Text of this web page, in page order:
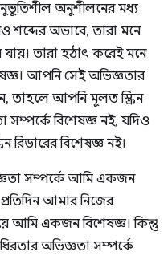
অনুশীলনের মধ্য
শব্দের অভাবে, তারা মনে
তারা হঠাৎ করেই মনে
আপনি সেই অভিজ্ঞতার
তাহলে আপনি মূলত স্ক্রিন
সম্পর্কে বিশেষজ্ঞ নই, যদিও
রিডারের বিশেষজ্ঞ নই।
সম্পর্কে আমি একজন
প্রতিদিন আমার নিজের
আমি একজন বিশেষজ্ঞ। কিন্তু
অভিজ্ঞতা সম্পর্কে